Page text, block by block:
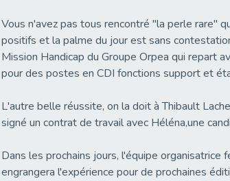
Vous n'avez pas tous rencontré "la perle rare"
positifs et la palme du jour est sans
Mission Handicap du Groupe Orpea qui repart
pour des postes en CDI fonctions support et
L'autre belle réussite, on la doit à Thibault
signé un contrat de travail avec Héléna,une
Dans les prochains jours, l'équipe
engrangera l'expérience pour de prochaines